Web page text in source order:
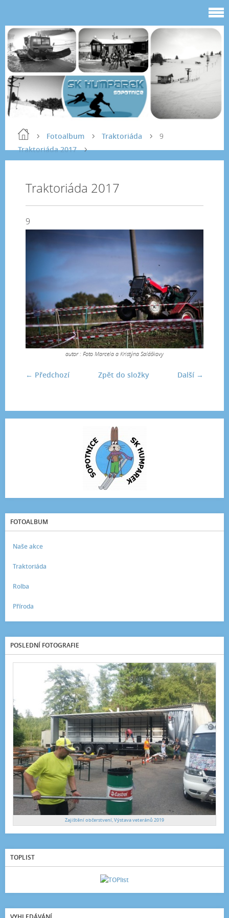
Fotoalbum
Traktoriáda
Traktoriáda 2017
9
Traktoriáda 2017
9
autor : Foto Marcela a Kristýna Saláškovy
← Předchozí Další →
Zpět do složky
FOTOALBUM
Naše akce
Traktoriáda
Rolba
Příroda
POSLEDNÍ FOTOGRAFIE
Zajištění občerstvení, Výstava veteránů 2019
TOPLIST